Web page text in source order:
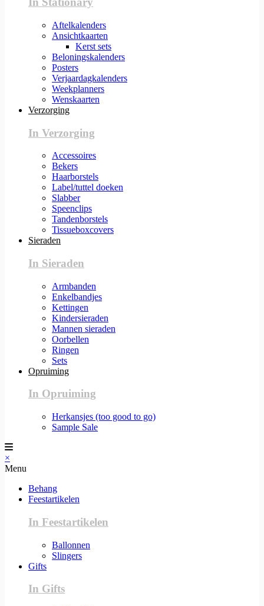
Aftelkalenders
Ansichtkaarten
Kerst sets
Beloningskalenders
Posters
Verjaardagkalenders
Weekplanners
Wenskaarten
Verzorging
In Verzorging
Accessoires
Bekers
Haarborstels
Label/tuttel doeken
Slabber
Speenclips
Tandenborstels
Tissueboxcovers
Sieraden
In Sieraden
Armbanden
Enkelbandjes
Kettingen
Kindersieraden
Mannen sieraden
Oorbellen
Ringen
Sets
Opruiming
In Opruiming
Herkansjes (too good to go)
Sample Sale
×
Menu
Behang
Feestartikelen
In Feestartikelen
Ballonnen
Slingers
Gifts
In Gifts